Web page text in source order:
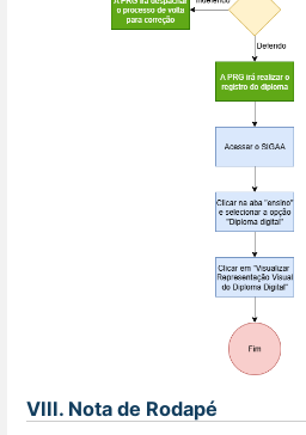
VIII. Nota de Rodapé